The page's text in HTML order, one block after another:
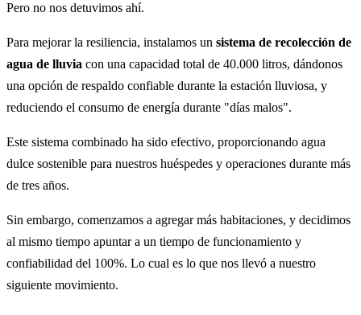
Pero no nos detuvimos ahí.
Para mejorar la resiliencia, instalamos un sistema de recolección de
agua de lluvia con una capacidad total de 40.000 litros, dándonos
una opción de respaldo confiable durante la estación lluviosa, y
reduciendo el consumo de energía durante "días malos".
Este sistema combinado ha sido efectivo, proporcionando agua
dulce sostenible para nuestros huéspedes y operaciones durante más
de tres años.
Sin embargo, comenzamos a agregar más habitaciones, y decidimos
al mismo tiempo apuntar a un tiempo de funcionamiento y
confiabilidad del 100%. Lo cual es lo que nos llevó a nuestro
siguiente movimiento.